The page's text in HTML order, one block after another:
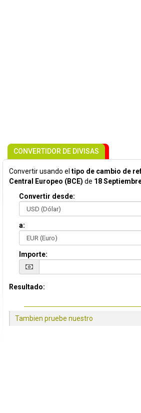
CONVERTIDOR DE DIVISAS
Convertir usando el tipo de cambio de
Central Europeo (BCE) de 18
Convertir desde:
a:
Importe:
Resultado:
Tambien pruebe nuestro